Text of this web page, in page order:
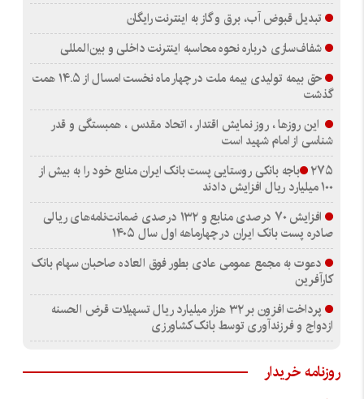
تبدیل قبوض آب، برق و گاز به اینترنت رایگان
شفاف‌سازی درباره نحوه محاسبه اینترنت داخلی و بین‌المللی
حق بیمه تولیدی بیمه ملت در چهار ماه نخست امسال از ۱۴.۵ همت
گذشت
این روزها ، روز نمایش اقتدار ، اتحاد مقدس ، همبستگی و قدر
شناسی از امام شهید است
۲۷۵باجه بانکی روستایی پست بانک ایران منابع خود را به بیش از
۱۰۰ میلیارد ریال افزایش دادند
افزایش ۷۰ درصدی منابع و ۱۳۲ درصدی ضمانت‌نامه‌های ریالی
صادره پست بانک ایران در چهارماهه اول سال ۱۴۰۵
دعوت به مجمع عمومی عادی بطور فوق العاده صاحبان سهام بانک
کارآفرین
پرداخت افزون بر ۳۲ هزار میلیارد ریال تسهیلات قرض الحسنه
ازدواج و فرزندآوری توسط بانک کشاورزی
روزنامه خریدار